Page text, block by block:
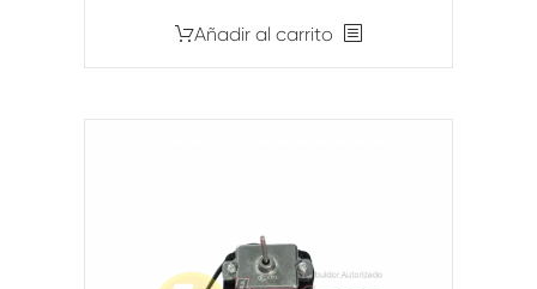
Añadir al carrito